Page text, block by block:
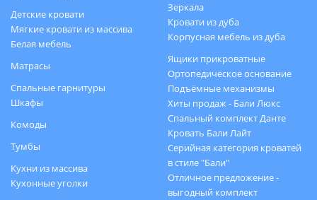
Детские кровати
Мягкие кровати из массива
Белая мебель
Матрасы
Спальные гарнитуры
Шкафы
Комоды
Тумбы
Кухни из массива
Кухонные уголки
Зеркала
Кровати из дуба
Корпусная мебель из дуба
Ящики прикроватные
Ортопедическое основание
Подъёмные механизмы
Хиты продаж - Бали Люкс
Спальный комплект Данте
Кровать Бали Лайт
Серийная категория кроватей
в стиле "Бали"
Отличное предложение -
выгодный комплект